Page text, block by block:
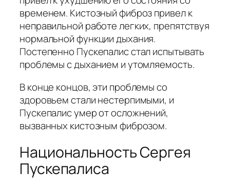
временем. Кистозный фиброз привел к
неправильной работе легких, препятствуя
нормальной функции дыхания.
Постепенно Пускепалис стал испытывать
проблемы с дыханием и утомляемость.
В конце концов, эти проблемы со
здоровьем стали нестерпимыми, и
Пускепалис умер от осложнений,
вызванных кистозным фиброзом.
Национальность Сергея
Пускепалиса